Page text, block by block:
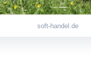
soft-handel.de